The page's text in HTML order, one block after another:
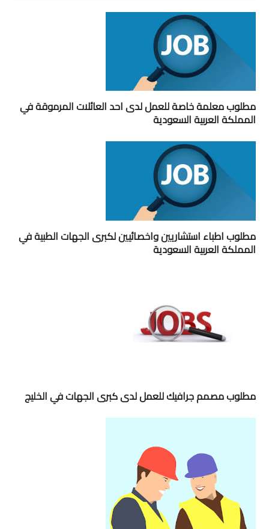
مطلوب معلمة خاصة للعمل لدى احد العائلات المرموقة في
المملكة العربية السعودية
مطلوب اطباء استشاريين واخصائيين لكبرى الجهات الطبية في
المملكة العربية السعودية
مطلوب مصمم جرافيك للعمل لدى كبرى الجهات في الخليج